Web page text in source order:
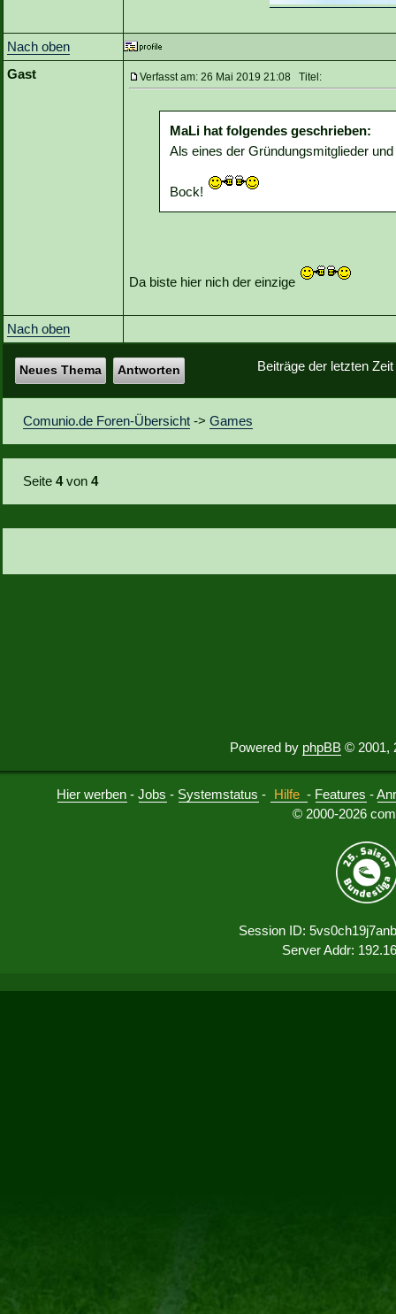
Nach oben
Gast
Verfasst am: 26 Mai 2019 21:08 Titel:
MaLi hat folgendes geschrieben:
Als eines der Gründungsmitglieder
Bock!
Da biste hier nich der einzige
Nach oben
Beiträge der letzten
Neues Thema Antworten
Comunio.de Foren-Übersicht ->Games
Seite4von4
Powered by phpBB © 2001,
Hier werben -Jobs - Systemstatus - Hilfe - Features -
© 2000-2026
Session ID:
Server Addr: